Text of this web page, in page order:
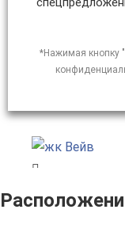
*Нажимая кнопку